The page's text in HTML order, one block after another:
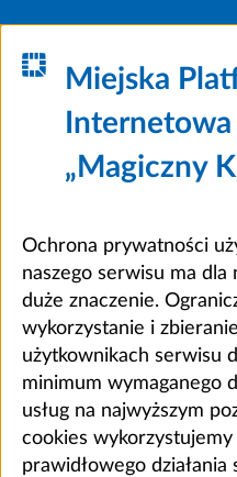
Miejska
Internetowa
„Magiczny
Ochrona prywatności
naszego serwisu ma dla
duże znaczenie.
wykorzystanie i
użytkownikach serwisu
minimum wymaganego
usług na najwyższym
cookies
prawidłowego działania